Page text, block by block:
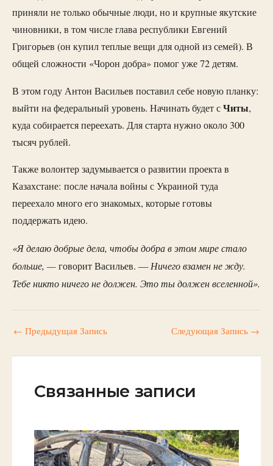
приняли не только обычные люди, но и крупные якутские
чиновники, в том числе глава республики Евгений
Григорьев (он купил теплые вещи для одной из семей). В
общей сложности «Чорон добра» помог уже 72 детям.
В этом году Антон Васильев поставил себе новую планку:
выйти на федеральный уровень. Начинать будет сЧиты,
куда собирается переехать. Для старта нужно около 300
тысяч рублей.
Также волонтер задумывается о развитии проекта в
Казахстане: после начала войны с Украиной туда
переехало много его знакомых, которые готовы
поддержать идею.
«Я делаю добрые дела, чтобы добра в этом мире стало
больше, —говорит Васильев. —Ничего взамен не жду.
Тебе никто ничего не должен. Это ты должен вселенной».
← Предыдущая Запись Следующая Запись →
Связанные записи